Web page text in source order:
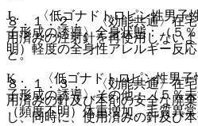
８．１．２． 〈効能共通〉在
用済みの注射針を再使用しない
と。
８．１．３． 〈効能共通〉在
用済みの針及び本剤の安全な廃
し、同時に、使用済みの針及び
J． 〈低ゴナドトロピン性男子
子形成の誘導〉全身状態：（５
明）軽度の全身性アレルギー反応
K． 〈低ゴナドトロピン性男子
子形成の誘導〉その他：（５％
（頻度不明）体重増加、毛質異